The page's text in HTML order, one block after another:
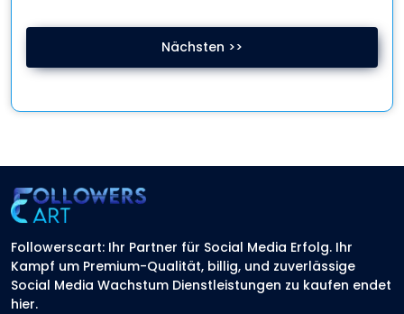
Nächsten >>
Followerscart: Ihr Partner für Social Media Erfolg. Ihr
Kampf um Premium-Qualität, billig, und zuverlässige
Social Media Wachstum Dienstleistungen zu kaufen endet
hier.